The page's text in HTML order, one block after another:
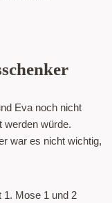
Eva noch nicht
werden würde.
war es nicht wichtig,
1. Mose 1 und 2